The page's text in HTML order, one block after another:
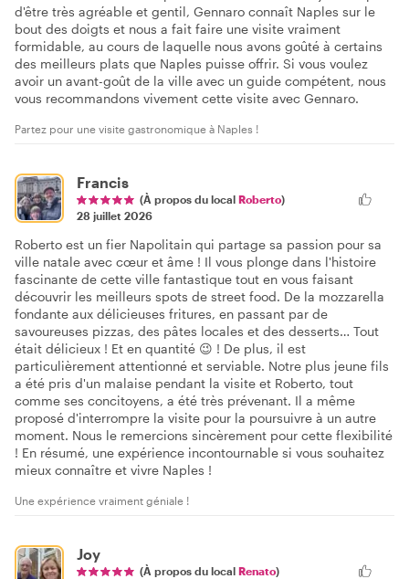
d'être très agréable et gentil, Gennaro connaît Naples sur le
bout des doigts et nous a fait faire une visite vraiment
formidable, au cours de laquelle nous avons goûté à certains
des meilleurs plats que Naples puisse offrir. Si vous voulez
avoir un avant-goût de la ville avec un guide compétent, nous
vous recommandons vivement cette visite avec Gennaro.
Partez pour une visite gastronomique à Naples !
Francis
(À propos du local Roberto)
28 juillet 2026
Roberto est un fier Napolitain qui partage sa passion pour sa
ville natale avec cœur et âme ! Il vous plonge dans l'histoire
fascinante de cette ville fantastique tout en vous faisant
découvrir les meilleurs spots de street food. De la mozzarella
fondante aux délicieuses fritures, en passant par de
savoureuses pizzas, des pâtes locales et des desserts… Tout
était délicieux ! Et en quantité 😉 ! De plus, il est
particulièrement attentionné et serviable. Notre plus jeune fils
a été pris d'un malaise pendant la visite et Roberto, tout
comme ses concitoyens, a été très prévenant. Il a même
proposé d'interrompre la visite pour la poursuivre à un autre
moment. Nous le remercions sincèrement pour cette flexibilité
! En résumé, une expérience incontournable si vous souhaitez
mieux connaître et vivre Naples !
Une expérience vraiment géniale !
Joy
(À propos du local Renato)